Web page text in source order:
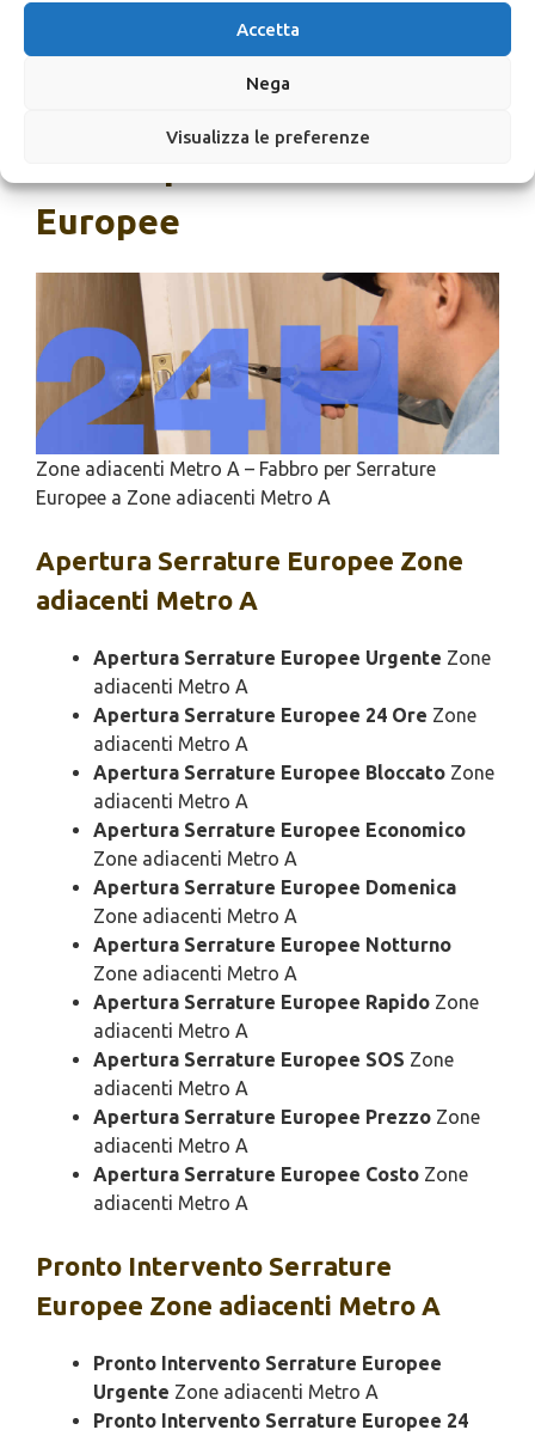
Accetta
Nega
Visualizza le preferenze
SCRIVICI
Europee
Zone adiacenti Metro A – Fabbro per Serrature
Europee a Zone adiacenti Metro A
Apertura Serrature Europee Zone
adiacenti Metro A
Apertura Serrature Europee Urgente Zone
adiacenti Metro A
Apertura Serrature Europee 24 Ore Zone
adiacenti Metro A
Apertura Serrature Europee Bloccato Zone
adiacenti Metro A
Apertura Serrature Europee Economico
Zone adiacenti Metro A
Apertura Serrature Europee Domenica
Zone adiacenti Metro A
Apertura Serrature Europee Notturno
Zone adiacenti Metro A
Apertura Serrature Europee Rapido Zone
adiacenti Metro A
Apertura Serrature Europee SOS Zone
adiacenti Metro A
Apertura Serrature Europee Prezzo Zone
adiacenti Metro A
Apertura Serrature Europee Costo Zone
adiacenti Metro A
Pronto Intervento Serrature
Europee Zone adiacenti Metro A
Pronto Intervento Serrature Europee
Urgente Zone adiacenti Metro A
Pronto Intervento Serrature Europee 24